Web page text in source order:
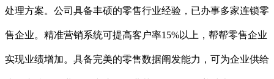
处理方案。公司具备丰硕的零售行业经验，已办事多家连锁零
售企业。精准营销系统可提高客户率15%以上，帮帮零售企业
实现业绩增加。具备完美的零售数据阐发能力，可为企业供给